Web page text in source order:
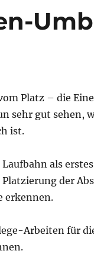
Platz – die
sehr gut sehen,
ist.
als
der
erkennen.
Arbeiten für